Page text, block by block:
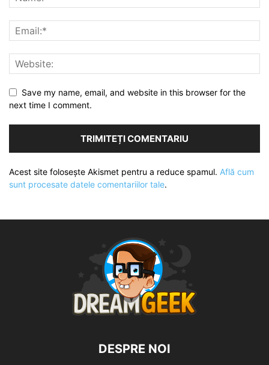
Save my name, email, and website in this browser for the
next time I comment.
Acest site folosește Akismet pentru a reduce spamul. Află cum
sunt procesate datele comentariilor tale.
DESPRE NOI